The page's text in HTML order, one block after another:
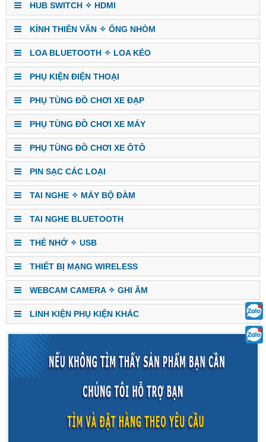
HUB SWITCH ✧ HDMI
KÍNH THIÊN VĂN ✧ ỐNG NHÒM
LOA BLUETOOTH ✧ LOA KÉO
PHỤ KIỆN ĐIỆN THOẠI
PHỤ TÙNG ĐỒ CHƠI XE ĐẠP
PHỤ TÙNG ĐỒ CHƠI XE MÁY
PHỤ TÙNG ĐỒ CHƠI XE ÔTÔ
PIN SẠC CÁC LOẠI
TAI NGHE ✧ MÁY BỘ ĐÀM
TAI NGHE BLUETOOTH
THẺ NHỚ ✧ USB
THIẾT BỊ MẠNG WIRELESS
WEBCAM CAMERA ✧ GHI ÂM
LINH KIỆN PHỤ KIỆN KHÁC